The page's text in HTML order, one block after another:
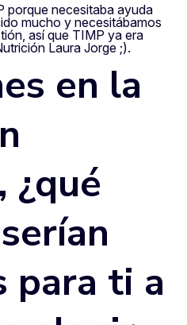
porque necesitaba ayuda
mucho y necesitábamos
así que TIMP ya era
Laura Jorge ;).
en la
¿qué
para ti a